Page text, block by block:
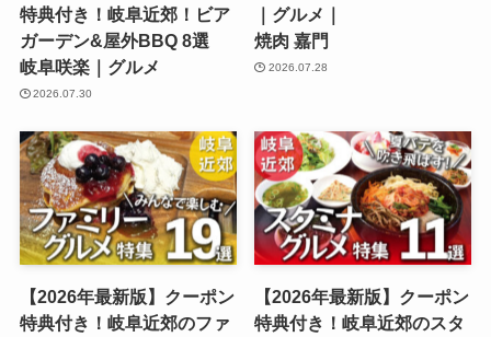
特典付き！岐阜近郊！ビア
ガーデン&屋外BBQ 8選
岐阜咲楽｜グルメ
2026.07.30
｜グルメ｜
焼肉 嘉門
2026.07.28
【2026年最新版】クーポン
特典付き！岐阜近郊のファ
【2026年最新版】クーポン
特典付き！岐阜近郊のスタ